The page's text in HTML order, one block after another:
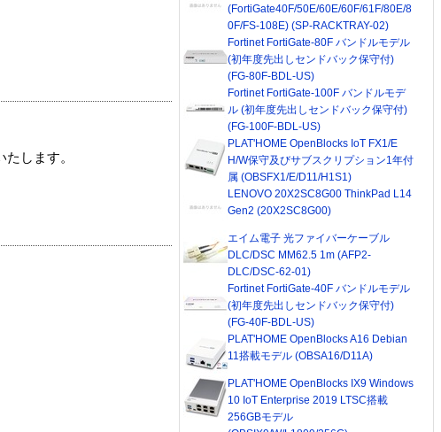
します。
(FortiGate40F/50E/60E/60F/61F/80E/8
0F/FS-108E) (SP-RACKTRAY-02)
Fortinet FortiGate-80F バンドルモデル
(初年度先出しセンドバック保守付)
(FG-80F-BDL-US)
Fortinet FortiGate-100F バンドルモデ
ル (初年度先出しセンドバック保守付)
(FG-100F-BDL-US)
PLAT'HOME OpenBlocks IoT FX1/E
H/W保守及びサブスクリプション1年付
属 (OBSFX1/E/D11/H1S1)
LENOVO 20X2SC8G00 ThinkPad L14
Gen2 (20X2SC8G00)
エイム電子 光ファイバーケーブル
DLC/DSC MM62.5 1m (AFP2-
DLC/DSC-62-01)
Fortinet FortiGate-40F バンドルモデル
(初年度先出しセンドバック保守付)
(FG-40F-BDL-US)
PLAT'HOME OpenBlocks A16 Debian
11搭載モデル (OBSA16/D11A)
PLAT'HOME OpenBlocks IX9 Windows
10 IoT Enterprise 2019 LTSC搭載
256GBモデル